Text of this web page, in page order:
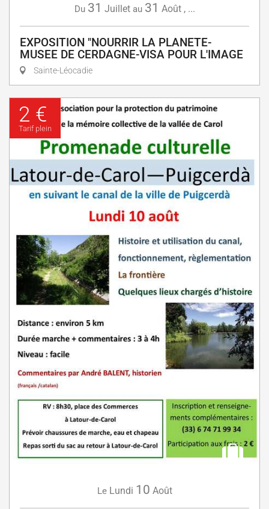
Du 31 Juillet au 31 Août, ...
EXPOSITION "NOURRIR LA PLANETE-
MUSEE DE CERDAGNE-VISA POUR L'IMAGE
Sainte-Léocadie
2 €
Tarif plein
Le Lundi 10 Août